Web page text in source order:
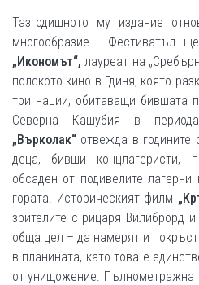
Тазгодишното му издание
многообразие. Фестиватъл
„Икономът“, лауреат на
полското кино в Гдиня, която
три нации, обитаващи бившата
Северна Кашубия в
„Върколак“ отвежда в годините
деца, бивши концлагеристи,
обсаден от подивелите
гората. Историческият филм
зрителите с рицаря Вилиброрд
обща цел – да намерят и
в планината, като това е
от унищожение.